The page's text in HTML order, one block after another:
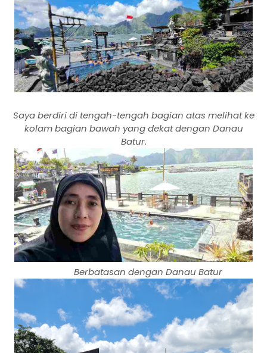
Saya berdiri di tengah-tengah bagian atas melihat ke
kolam bagian bawah yang dekat dengan Danau
Batur.
Berbatasan dengan Danau Batur